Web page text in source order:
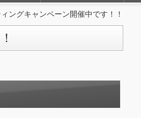
ングキャンペーン開催中です！！